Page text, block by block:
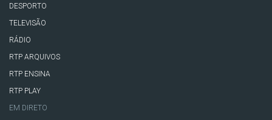
DESPORTO
TELEVISÃO
RÁDIO
RTP ARQUIVOS
RTP ENSINA
RTP PLAY
EM DIRETO